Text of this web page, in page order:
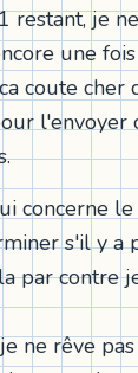
restant, je
une
coute cher
l'envoyer
concerne
s'il y a
par contre
ne rêve